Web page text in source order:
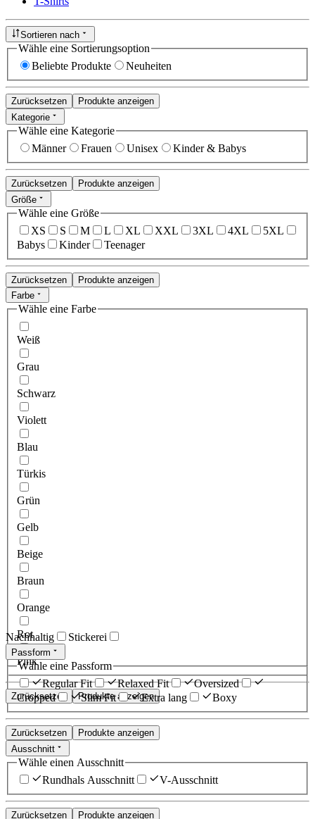
Sortieren nach
Wähle eine Sortierungsoption
Beliebte Produkte
Neuheiten
Zurücksetzen
Produkte anzeigen
Kategorie
Wähle eine Kategorie
Männer
Frauen Unisex Kinder & Babys
Zurücksetzen
Produkte anzeigen
Größe
Wähle eine Größe
XS
S M L XL XXL 3XL 4XL
5XL
Babys
Kinder Teenager
Zurücksetzen
Produkte anzeigen
Farbe
Wähle eine Farbe
Weiß
Grau
Schwarz
Violett
Blau
Türkis
Grün
Gelb
Beige
Braun
Orange
Rot
Pink
Zurücksetzen Produkte anzeigen
Nachhaltig Stickerei
Passform
Wähle eine Passform
Regular Fit
Relaxed Fit
Oversized
Cropped
Slim Fit Extra lang Boxy
Zurücksetzen
Produkte anzeigen
Ausschnitt
Wähle einen Ausschnitt
Rundhals Ausschnitt
V-Ausschnitt
Zurücksetzen
Produkte anzeigen